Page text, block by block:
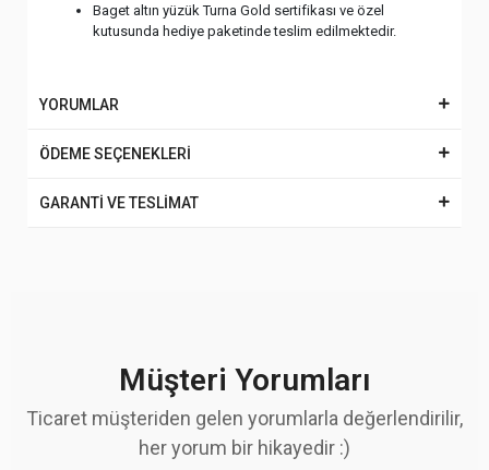
Baget altın yüzük Turna Gold sertifikası ve özel
kutusunda hediye paketinde teslim edilmektedir.
YORUMLAR
ÖDEME SEÇENEKLERİ
GARANTİ VE TESLİMAT
Müşteri Yorumları
Ticaret müşteriden gelen yorumlarla değerlendirilir,
her yorum bir hikayedir :)